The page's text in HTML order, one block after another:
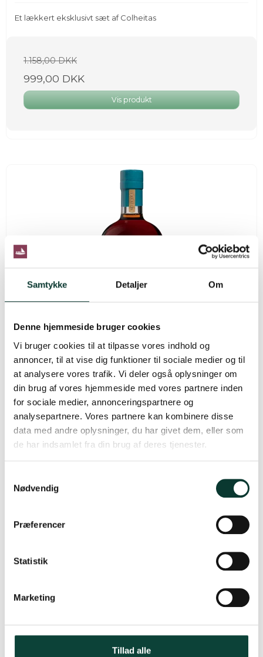
Samtykke Detaljer Om
Denne hjemmeside bruger cookies
Vi bruger cookies til at tilpasse vores indhold og
annoncer, til at vise dig funktioner til sociale medier og til
at analysere vores trafik. Vi deler også oplysninger om
din brug af vores hjemmeside med vores partnere inden
for sociale medier, annonceringspartnere og
analysepartnere. Vores partnere kan kombinere disse
data med andre oplysninger, du har givet dem, eller som
de har indsamlet fra din brug af deres tjenester.
Nødvendig
Præferencer
Statistik
Marketing
Tillad alle
Et lækkert eksklusivt sæt af Colheitas
1.158,00 DKK
999,00 DKK
Vis produkt
Adega de Favaios Moscatel 2007
Colheita betyder på portugisisk 'høst' og henviser derfor til
det enkelte høstår som vinen er fra. Colheita er lavet på
samme måde som Tawny langt hen ad vejen. Efter vinen er
blevet høstet bliver den lagt på store egetræsfade, hvor den
får lov til at ligge indtil den skal sælges og drikkes. Det der